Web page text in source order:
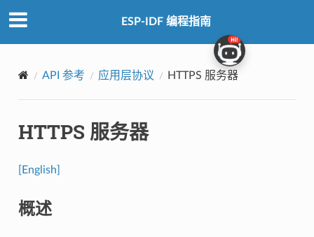
ESP-IDF 编程指南
API 参考 应用层协议 HTTPS 服务器
HTTPS 服务器
[English]
概述